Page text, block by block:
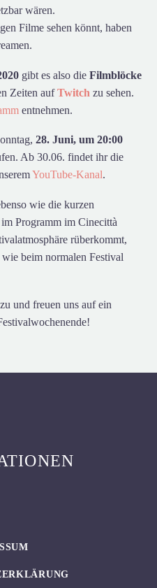
wären.
Filme sehen könnt, haben
gibt es also die Filmblöcke
Zeiten aufTwitch zu sehen.
entnehmen.
28. Juni, um 20:00
Ab 30.06. findet ihr die
YouTube-Kanal.
wie die kurzen
Programm im Cinecittà
rüberkommt,
beim normalen Festival
und freuen uns auf ein